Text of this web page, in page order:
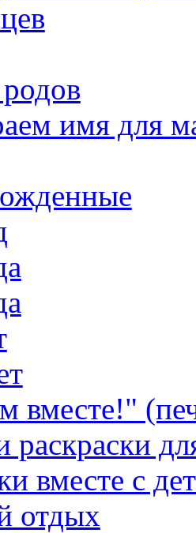
имя для
вместе!"
вместе с
отдых